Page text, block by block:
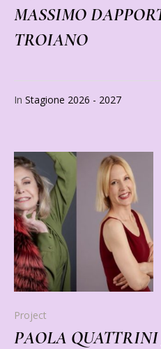
MASSIMO
TROIANO
In Stagione 2026 - 2027
Project
PAOLA